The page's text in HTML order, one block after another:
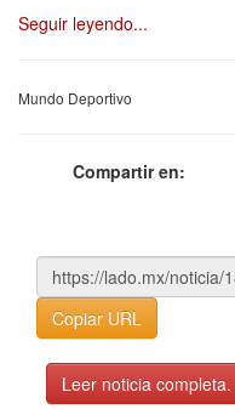
Seguir leyendo...
Mundo Deportivo
Compartir en:
Copiar URL
Leer noticia completa.